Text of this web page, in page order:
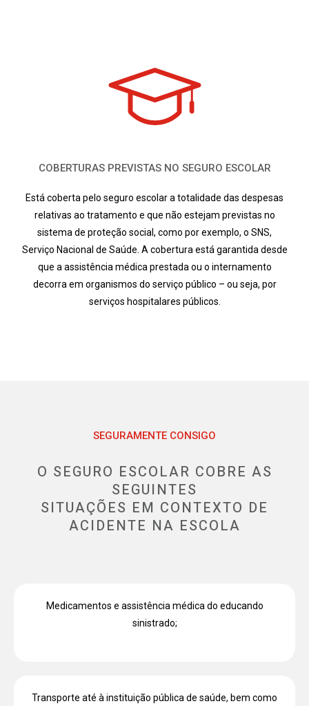
COBERTURAS PREVISTAS NO SEGURO ESCOLAR
Está coberta pelo seguro escolar a totalidade das despesas
relativas ao tratamento e que não estejam previstas no
sistema de proteção social, como por exemplo, o SNS,
Serviço Nacional de Saúde. A cobertura está garantida desde
que a assistência médica prestada ou o internamento
decorra em organismos do serviço público – ou seja, por
serviços hospitalares públicos.
SEGURAMENTE CONSIGO
O SEGURO ESCOLAR COBRE AS
SEGUINTES
SITUAÇÕES EM CONTEXTO DE
ACIDENTE NA ESCOLA
Medicamentos e assistência médica do educando
sinistrado;
Transporte até à instituição pública de saúde, bem como